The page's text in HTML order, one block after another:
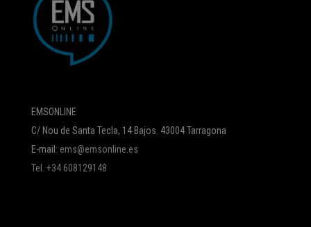
EMSONLINE
C/ Nou de Santa Tecla, 14 Bajos. 43004 Tarragona
E-mail: ems@emsonline.es
Tel. +34 608129148